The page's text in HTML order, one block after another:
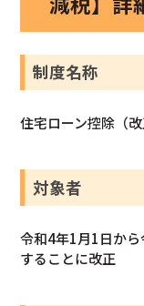
制度名称
住宅ローン控除（改
対象者
令和4年1月1日か
することに改正